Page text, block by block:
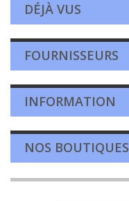
DÉJÀ VUS
FOURNISSEURS
INFORMATION
NOS BOUTIQUES